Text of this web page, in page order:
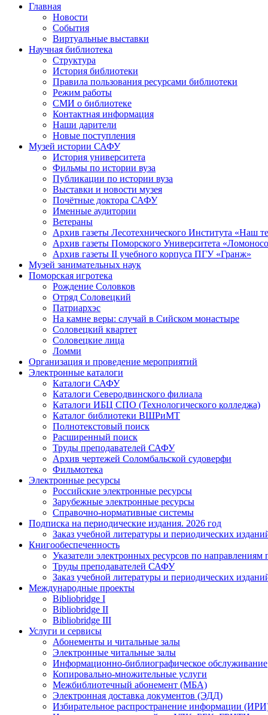
Главная
Новости
События
Виртуальные выставки
Научная библиотека
Структура
История библиотеки
Правила пользования ресурсами библиотеки
Режим работы
СМИ о библиотеке
Контактная информация
Наши дарители
Новые поступления
Музей истории САФУ
История университета
Фильмы по истории вуза
Публикации по истории вуза
Выставки и новости музея
Почётные доктора САФУ
Именные аудитории
Ветераны
Архив газеты Лесотехнического Института «Наш
Архив газеты Поморского Университета
Архив газеты II учебного корпуса ПГУ «Гранж»
Музей занимательных наук
Поморская игротека
Рождение Соловков
Отряд Соловецкий
Патриархэс
На камне веры: случай в Сийском монастыре
Соловецкий квартет
Соловецкие лица
Ломми
Организация и проведение мероприятий
Электронные каталоги
Каталоги САФУ
Каталоги Северодвинского филиала
Каталоги ИБЦ СПО (Технологического колледжа)
Каталог библиотеки ВШРиМТ
Полнотекстовый поиск
Расширенный поиск
Труды преподавателей САФУ
Архив чертежей Соломбальской судоверфи
Фильмотека
Электронные ресурсы
Российские электронные ресурсы
Зарубежные электронные ресурсы
Справочно-нормативные системы
Подписка на периодические издания. 2026 год
Заказ учебной литературы и периодических
Книгообеспеченность
Указатели электронных ресурсов по направлениям
Труды преподавателей САФУ
Заказ учебной литературы и периодических
Международные проекты
Bibliobridge I
Bibliobridge II
Bibliobridge III
Услуги и сервисы
Абонементы и читальные залы
Электронные читальные залы
Информационно-библиографическое обслуживание
Копировально-множительные услуги
Межбиблиотечный абонемент (МБА)
Электронная доставка документов (ЭДД)
Избирательное распространение информации